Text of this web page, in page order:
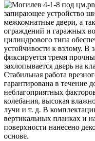
запирающее устройство
межкомнатные двери, а
ограждений и гаражных
цилиндрового типа
устойчивости к взлому. В
фиксируется тремя
захлопывается дверь на
Стабильная работа
гарантирована в течение
неблагоприятных
колебания, высокая
лучи и т. д. В
вертикальных планках и
поверхности нанесено
основе.